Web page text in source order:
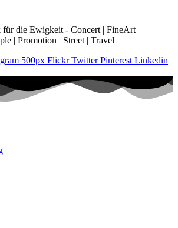
die Ewigkeit - Concert | FineArt |
| Promotion | Street | Travel
500px Flickr Twitter Pinterest Linkedin